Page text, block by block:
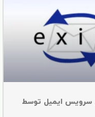
سرویس ایمیل توسط